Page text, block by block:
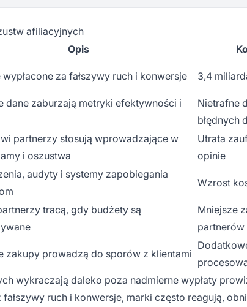
afiliacyjnych
Opis
za fałszywy ruch i konwersje 3,4
dane zaburzają metryki efektywności i
Nietrafne
błędnych
partnerzy stosują wprowadzające w
i oszustwa
Utrata
opinie
audyty i systemy zapobiegania
Wzrost
tracą, gdy budżety są
Mniejsze
partnerów
zakupy prowadzą do sporów z klientami
wykraczają daleko poza nadmierne wypłaty
ruch i konwersje, marki często reagują,